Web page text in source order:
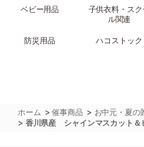
ベビー用品
子供衣料・スク
ル関連
防災用品 ハコストック
ホーム >催事商品 > お中元・夏の
> 香川県産 シャインマスカット＆